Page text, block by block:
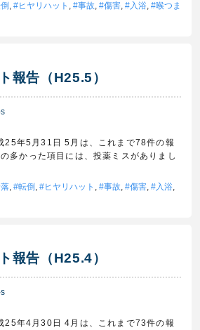
, ヒヤリハット , 事故, 傷害, 入浴,
喉つま
報告（H25.5）
25年5月31日 5月は、これまで78件の報
多かった項目には、投薬ミスがありまし
転倒 ヒヤリハット 事故 傷害 入浴
報告（H25.4）
25年4月30日 4月は、これまで73件の報